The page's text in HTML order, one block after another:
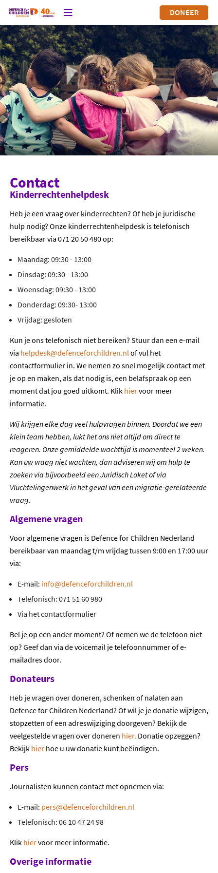
DONEER
Contact
Kinderrechtenhelpdesk
Heb je een vraag over kinderrechten? Of heb je juridische
hulp nodig? Onze kinderrechtenhelpdesk is telefonisch
bereikbaar via 071 20 50 480 op:
Maandag: 09:30 - 13:00
Dinsdag: 09:30 - 13:00
Woensdag: 09:30 - 13:00
Donderdag: 09:30- 13:00
Vrijdag: gesloten
Kun je ons telefonisch niet bereiken? Stuur dan een e-mail
via helpdesk@defenceforchildren.nlof vul het
contactformulier in. We nemen zo snel mogelijk contact met
je op en maken, als dat nodig is, een belafspraak op een
moment dat jou goed uitkomt. Klik hiervoor meer
informatie.
Wij krijgen elke dag veel hulpvragen binnen. Doordat we een
klein team hebben, lukt het ons niet altijd om direct te
reageren. Onze gemiddelde wachttijd is momenteel 2 weken.
Kan uw vraag niet wachten, dan adviseren wij om hulp te
zoeken via bijvoorbeeld een Juridisch Loket of via
Vluchtelingenwerk in het geval van een migratie-gerelateerde
vraag.
Algemene vragen
Voor algemene vragen is Defence for Children Nederland
bereikbaar van maandag t/m vrijdag tussen 9:00 en 17:00 uur
via:
E-mail: info@defenceforchildren.nl
Telefonisch: 071 51 60 980
Via het contactformulier
Bel je op een ander moment? Of nemen we de telefoon niet
op? Geef dan via de voicemail je telefoonnummer of e-
mailadres door.
Donateurs
Heb je vragen over doneren, schenken of nalaten aan
Defence for Children Nederland? Of wil je je donatie wijzigen,
stopzetten of een adreswijziging doorgeven? Bekijk de
veelgestelde vragen over doneren hier. Donatie opzeggen?
Bekijk hier hoe u uw donatie kunt beëindigen.
Pers
Journalisten kunnen contact met opnemen via:
E-mail: pers@defenceforchildren.nl
Telefonisch: 06 10 47 24 98
Klik hiervoor meer informatie.
Overige informatie